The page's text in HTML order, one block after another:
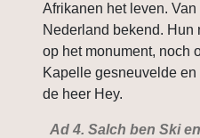
Afrikanen het leven.
Nederland bekend. Hun
op het monument, noch
Kapelle gesneuvelde
de heer Hey.
Ad 4. Salch ben Ski